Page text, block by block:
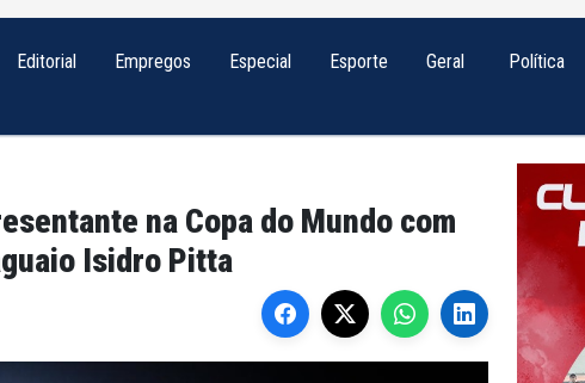
Editorial Empregos Especial Esporte Geral Política
na Copa do Mundo com
Isidro Pitta